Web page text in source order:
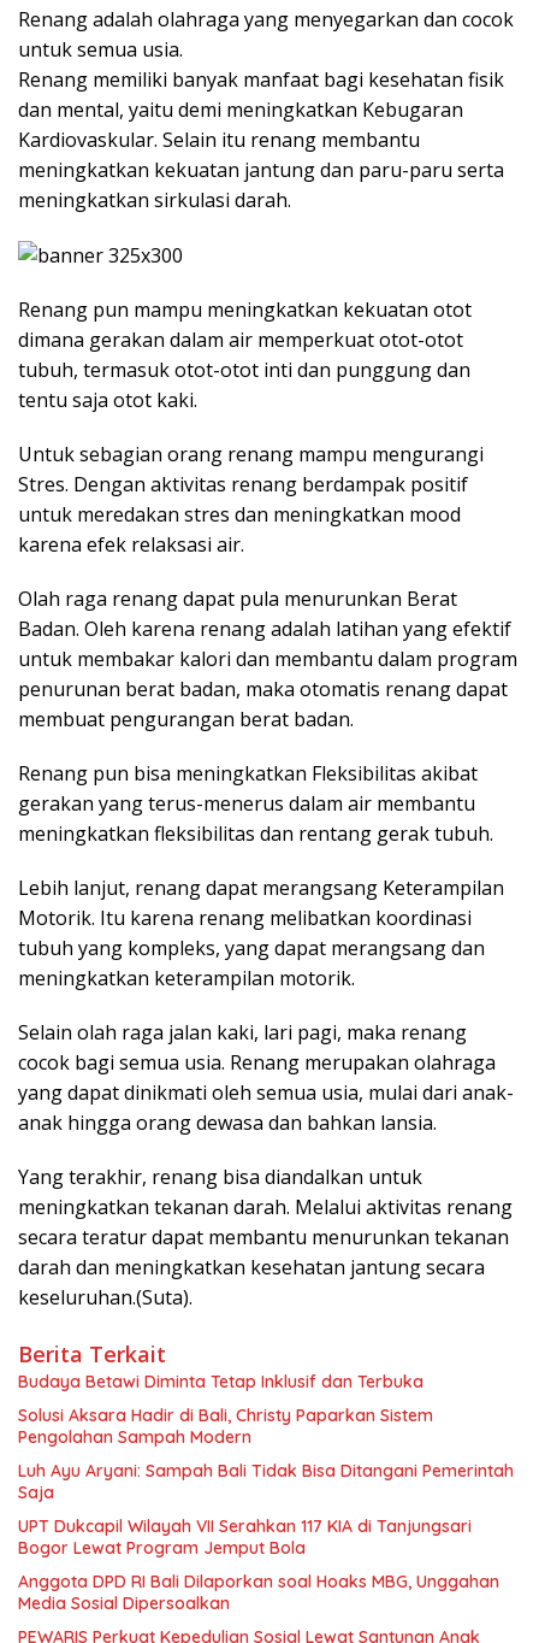
Renang adalah olahraga yang menyegarkan dan cocok
untuk semua usia.
Renang memiliki banyak manfaat bagi kesehatan fisik
dan mental, yaitu demi meningkatkan Kebugaran
Kardiovaskular. Selain itu renang membantu
meningkatkan kekuatan jantung dan paru-paru serta
meningkatkan sirkulasi darah.
Renang pun mampu meningkatkan kekuatan otot
dimana gerakan dalam air memperkuat otot-otot
tubuh, termasuk otot-otot inti dan punggung dan
tentu saja otot kaki.
Untuk sebagian orang renang mampu mengurangi
Stres. Dengan aktivitas renang berdampak positif
untuk meredakan stres dan meningkatkan mood
karena efek relaksasi air.
Olah raga renang dapat pula menurunkan Berat
Badan. Oleh karena renang adalah latihan yang efektif
untuk membakar kalori dan membantu dalam program
penurunan berat badan, maka otomatis renang dapat
membuat pengurangan berat badan.
Renang pun bisa meningkatkan Fleksibilitas akibat
gerakan yang terus-menerus dalam air membantu
meningkatkan fleksibilitas dan rentang gerak tubuh.
Lebih lanjut, renang dapat merangsang Keterampilan
Motorik. Itu karena renang melibatkan koordinasi
tubuh yang kompleks, yang dapat merangsang dan
meningkatkan keterampilan motorik.
Selain olah raga jalan kaki, lari pagi, maka renang
cocok bagi semua usia. Renang merupakan olahraga
yang dapat dinikmati oleh semua usia, mulai dari anak-
anak hingga orang dewasa dan bahkan lansia.
Yang terakhir, renang bisa diandalkan untuk
meningkatkan tekanan darah. Melalui aktivitas renang
secara teratur dapat membantu menurunkan tekanan
darah dan meningkatkan kesehatan jantung secara
keseluruhan.(Suta).
Berita Terkait
Budaya Betawi Diminta Tetap Inklusif dan Terbuka
Solusi Aksara Hadir di Bali, Christy Paparkan Sistem
Pengolahan Sampah Modern
Luh Ayu Aryani: Sampah Bali Tidak Bisa Ditangani Pemerintah
Saja
UPT Dukcapil Wilayah VII Serahkan 117 KIA di Tanjungsari
Bogor Lewat Program Jemput Bola
Anggota DPD RI Bali Dilaporkan soal Hoaks MBG, Unggahan
Media Sosial Dipersoalkan
PEWARIS Perkuat Kepedulian Sosial Lewat Santunan Anak